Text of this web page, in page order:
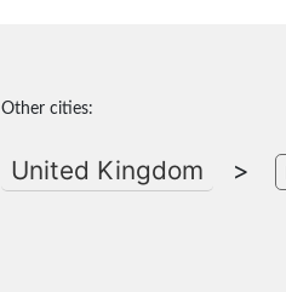
Other cities:
United Kingdom >